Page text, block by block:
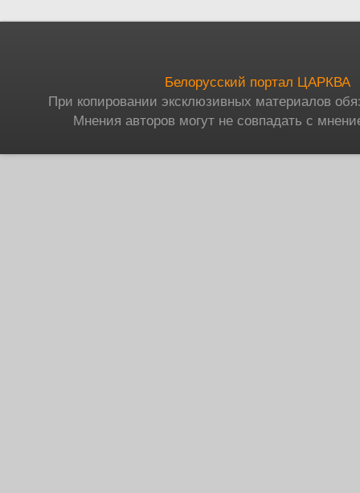
Белорусский портал ЦАРКВА
При копировании эксклюзивных материалов
Мнения авторов могут не совпадать с